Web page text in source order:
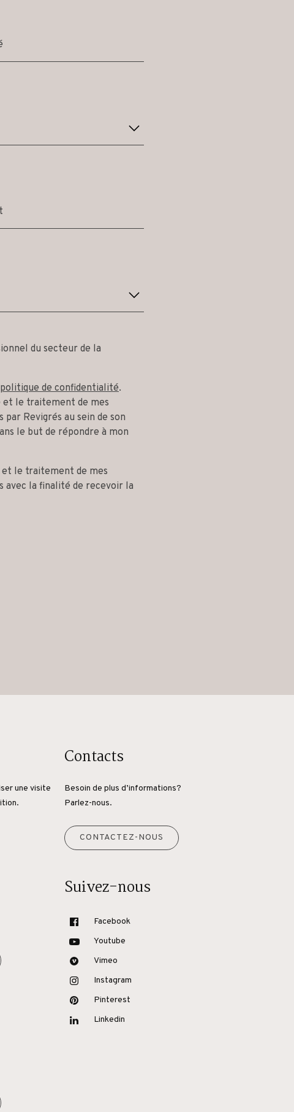
du secteur de la
politique de confidentialité.
et le traitement de mes
par Revigrés au sein de son
le but de répondre à mon
le traitement de mes
avec la finalité de recevoir la
une visite
Contacts
Besoin de plus d’informations?
Parlez-nous.
CONTACTEZ-NOUS
Suivez-nous
Facebook
Youtube
Vimeo
Instagram
Pinterest
Linkedin